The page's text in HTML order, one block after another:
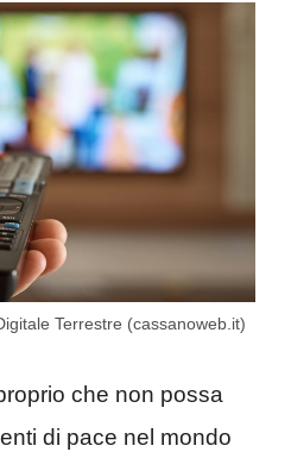
Terrestre (cassanoweb.it)
che non possa
di pace nel mondo